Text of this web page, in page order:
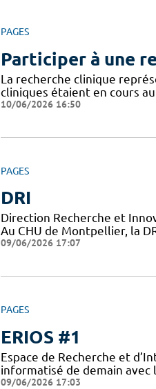
PAGES
Participer à une
La recherche clinique
cliniques étaient en cours
10/06/2026 16:50
PAGES
DRI
Direction Recherche et
Au CHU de Montpellier, la
09/06/2026 17:07
PAGES
ERIOS #1
Espace de Recherche et
informatisé de demain avec
09/06/2026 17:03